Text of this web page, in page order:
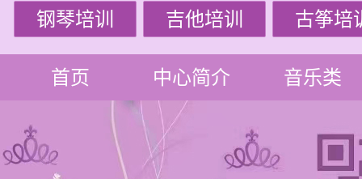
钢琴培训 吉他培训 古筝培
首页 中心简介 音乐类